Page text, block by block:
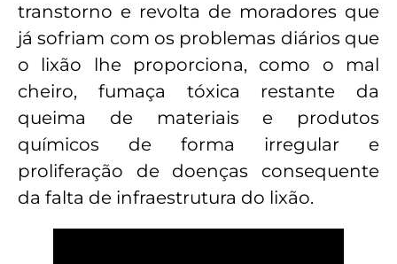
transtorno e revolta de moradores que
já sofriam com os problemas diários que
o lixão lhe proporciona, como o mal
cheiro, fumaça tóxica restante da
queima de materiais e produtos
químicos de forma irregular e
proliferação de doenças consequente
da falta de infraestrutura do lixão.